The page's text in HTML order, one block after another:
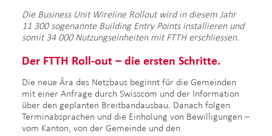
Die Business Unit Wireline Rollout wird in diesem Jahr
11 300 sogenannte Building Entry Points installieren und
somit 34 000 Nutzungseinheiten mit FTTH erschliessen.
Der FTTH Roll-out – die ersten Schritte.
Die neue Ära des Netzbaus beginnt für die Gemeinden
mit einer Anfrage durch Swisscom und der Information
über den geplanten Breitbandausbau. Danach folgen
Terminabsprachen und die Einholung von Bewilligungen –
vom Kanton, von der Gemeinde und den